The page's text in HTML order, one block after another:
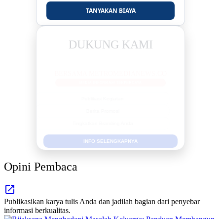
TANYAKAN BIAYA
DUKUNG KAMI
INFO SELENGKAPNYA
Opini Pembaca
Publikasikan karya tulis Anda dan jadilah bagian dari penyebar
informasi berkualitas.